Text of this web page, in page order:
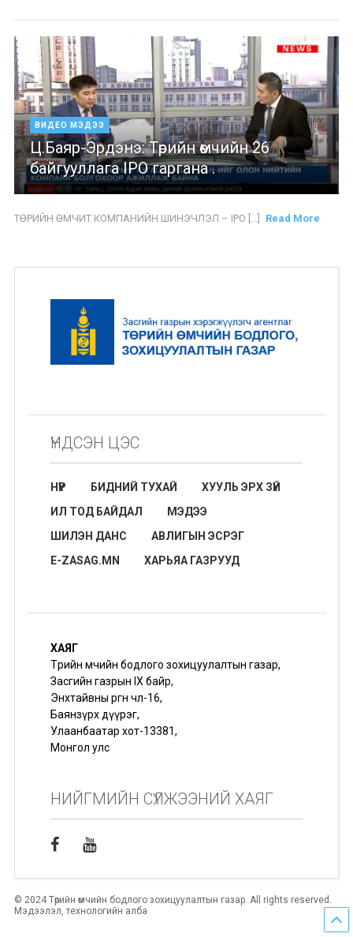
ВИДЕО МЭДЭЭ
Ц.Баяр-Эрдэнэ: Төрийн өмчийн 26
байгууллага IPO гаргана .
ТӨРИЙН ӨМЧИТ КОМПАНИЙН ШИНЭЧЛЭЛ – IPO [...] Read More
ҮНДСЭН ЦЭС
НҮҮР БИДНИЙ ТУХАЙ
ХУУЛЬ ЭРХ ЗҮЙ
ИЛ ТОД БАЙДАЛ
МЭДЭЭ
ШИЛЭН ДАНС
АВЛИГЫН ЭСРЭГ
E-ZASAG.MN
ХАРЬЯА ГАЗРУУД
ХАЯГ
Төрийн өмчийн бодлого зохицуулалтын газар,
Засгийн газрын IX байр,
Энхтайвны өргөн чөлөө-16,
Баянзүрх дүүрэг,
Улаанбаатар хот-13381,
Монгол улс
НИЙГМИЙН СҮЛЖЭЭНИЙ ХАЯГ
© 2024 Төрийн өмчийн бодлого зохицуулалтын газар. All rights reserved.
Мэдээлэл, технологийн алба